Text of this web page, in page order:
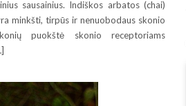
sausainius. Indiškos arbatos (chai)
minkšti, tirpūs ir nenuobodaus skonio
puokštė skonio receptoriams